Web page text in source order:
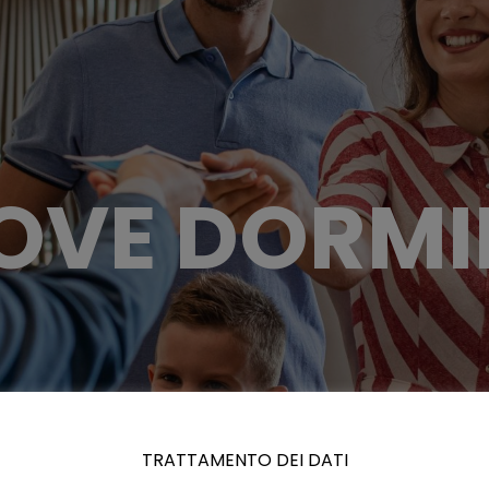
TRATTAMENTO DEI DATI